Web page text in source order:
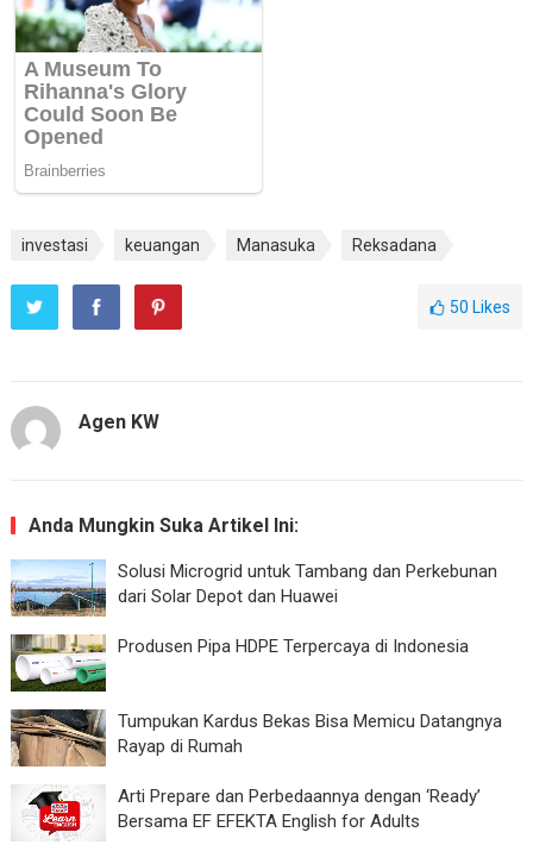
investasi keuangan Manasuka Reksadana
50Likes
Agen KW
Anda Mungkin Suka Artikel Ini:
Solusi Microgrid untuk Tambang dan Perkebunan
dari Solar Depot dan Huawei
Produsen Pipa HDPE Terpercaya di Indonesia
Tumpukan Kardus Bekas Bisa Memicu Datangnya
Rayap di Rumah
Arti Prepare dan Perbedaannya dengan ‘Ready’
Bersama EF EFEKTA English for Adults